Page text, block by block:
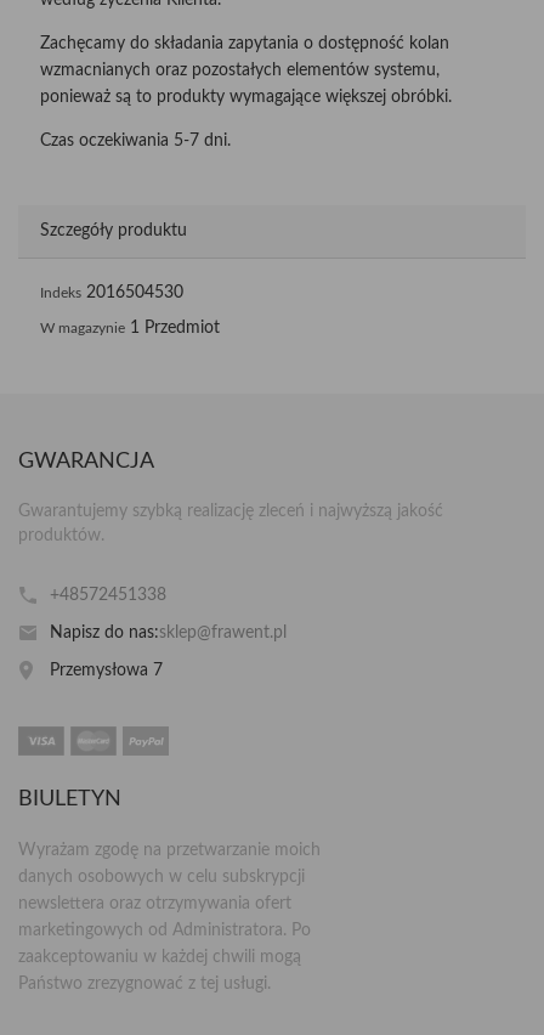
Zachęcamy do składania zapytania o dostępność kolan
wzmacnianych oraz pozostałych elementów systemu,
ponieważ są to produkty wymagające większej obróbki.
Czas oczekiwania 5-7 dni.
Szczegóły produktu
Indeks 2016504530
W magazynie 1 Przedmiot
GWARANCJA
Gwarantujemy szybką realizację zleceń i najwyższą jakość
produktów.
+48572451338
Napisz do nas:sklep@frawent.pl
Przemysłowa 7
BIULETYN
Wyrażam zgodę na przetwarzanie moich
danych osobowych w celu subskrypcji
newslettera oraz otrzymywania ofert
marketingowych od Administratora. Po
zaakceptowaniu w każdej chwili mogą
Państwo zrezygnować z tej usługi.